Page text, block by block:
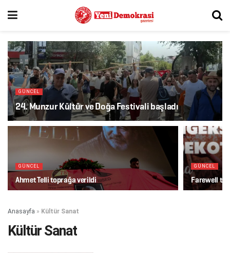
GÜNCEL
24. Munzur Kültür ve Doğa Festivali başladı
GÜNCEL
Ahmet Telli toprağa verildi
GÜNCEL
Farewell to
Anasayfa » Kültür Sanat
Kültür Sanat